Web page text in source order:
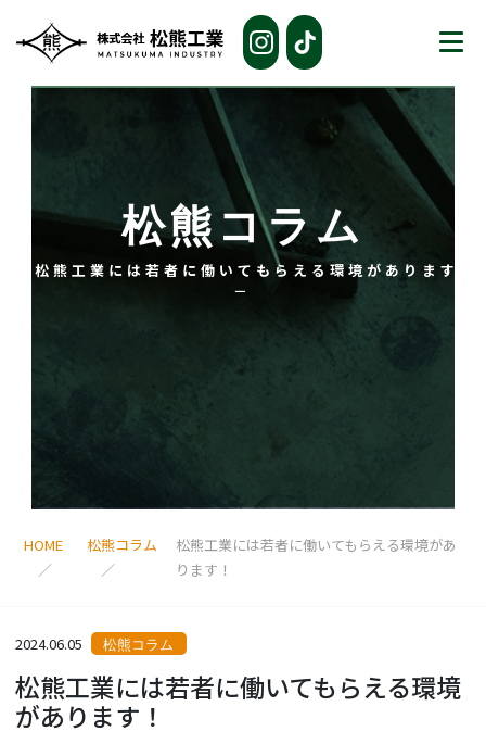
松熊コラム
－ 松熊工業には若者に働いてもらえる環境があります！
－
HOME 松熊コラム
松熊工業には若者に働いてもらえる環境があ
ります！
2024.06.05 松熊コラム
松熊工業には若者に働いてもらえる環境
があります！